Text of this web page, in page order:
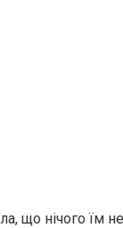
що нічого їм не